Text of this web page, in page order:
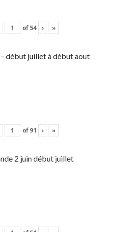
of54 › »
début juillet à début aout
of91 › »
2 juin début juillet